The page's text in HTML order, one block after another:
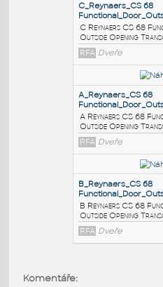
B Reynaers CS
Outside
RFA Dveře
C Reynaers
Outside
RFA Dveře
Komentáře: